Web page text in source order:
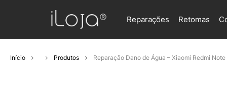
Reparações Retomas
Início Produtos Reparação Dano de Água – Xiaomi Redmi Note